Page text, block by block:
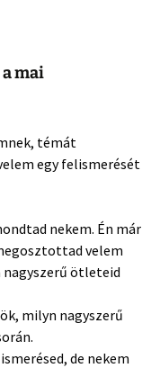
mai
témát
egy felismerését
nekem. Én már
velem
nagyszerű ötleteid
milyn nagyszerű
de nekem